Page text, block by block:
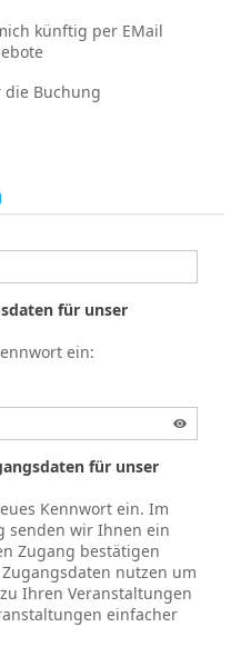
künftig per EMail
Buchung
für unser
ein:
für unser
Kennwort ein. Im
senden wir Ihnen ein
Zugang bestätigen
nutzen um
Ihren Veranstaltungen
einfacher